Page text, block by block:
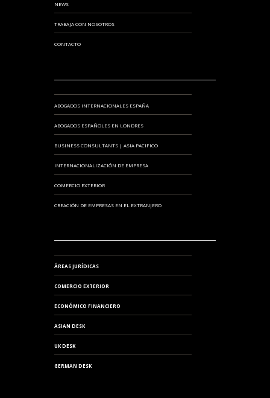
NEWS
TRABAJA CON NOSOTROS
CONTACTO
ABOGADOS INTERNACIONALES ESPAÑA
ABOGADOS ESPAÑOLES EN LONDRES
BUSINESS CONSULTANTS | ASIA PACIFICO
INTERNACIONALIZACIÓN DE EMPRESA
COMERCIO EXTERIOR
CREACIÓN DE EMPRESAS EN EL EXTRANJERO
ÁREAS JURÍDICAS
COMERCIO EXTERIOR
ECONÓMICO FINANCIERO
ASIAN DESK
UK DESK
GERMAN DESK